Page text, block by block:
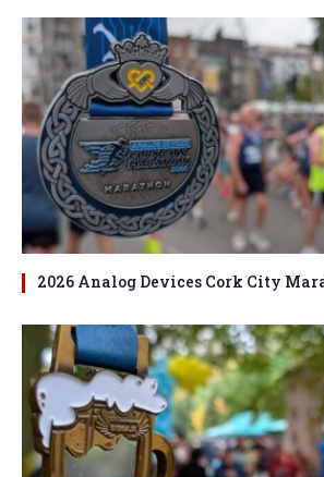
2026 Analog Devices Cork City